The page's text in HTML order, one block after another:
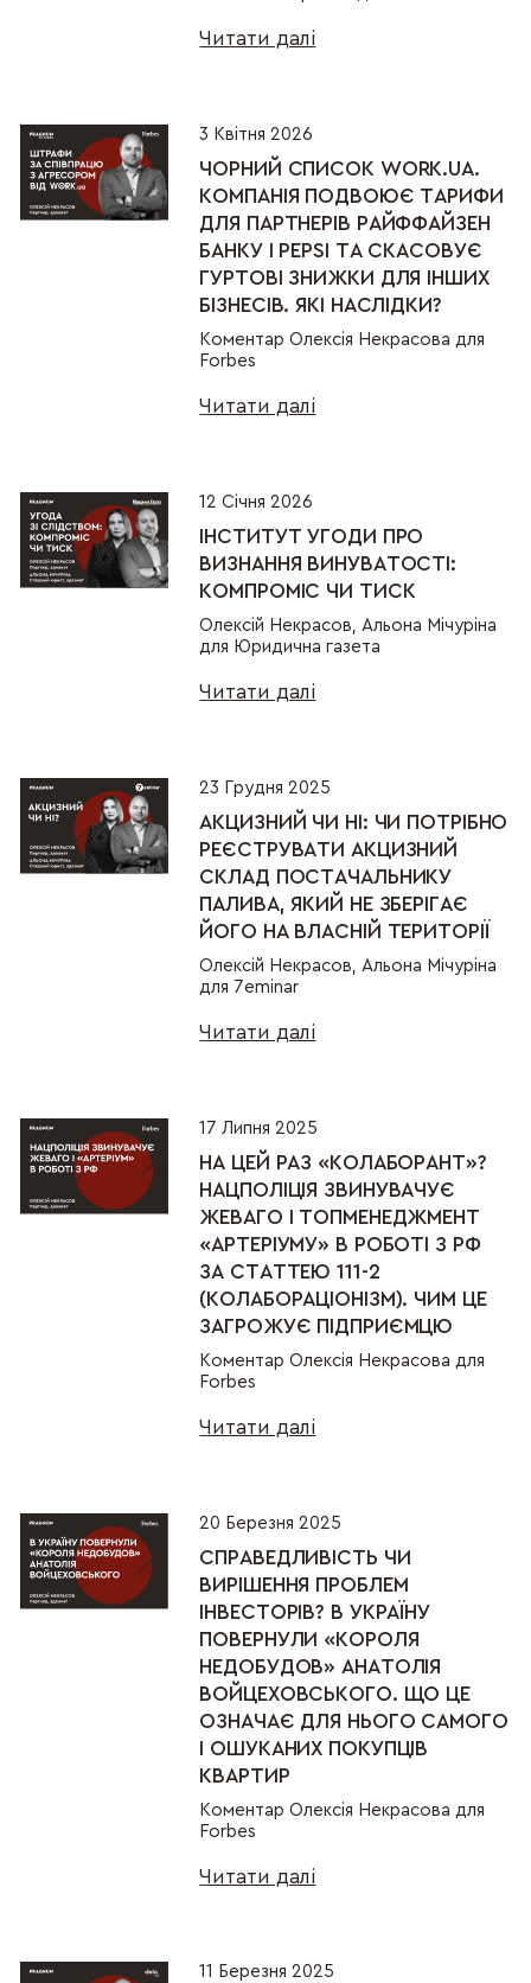
Читати далі
3 Квітня 2026
ЧОРНИЙ СПИСОК WORK.UA.
КОМПАНІЯ ПОДВОЮЄ ТАРИФИ
ДЛЯ ПАРТНЕРІВ РАЙФФАЙЗЕН
БАНКУ І PEPSI ТА СКАСОВУЄ
ГУРТОВІ ЗНИЖКИ ДЛЯ ІНШИХ
БІЗНЕСІВ. ЯКІ НАСЛІДКИ?
Коментар Олексія Некрасова для
Forbes
Читати далі
12 Січня 2026
ІНСТИТУТ УГОДИ ПРО
ВИЗНАННЯ ВИНУВАТОСТІ:
КОМПРОМІС ЧИ ТИСК
Олексій Некрасов, Альона Мічуріна
для Юридична газета
Читати далі
23 Грудня 2025
АКЦИЗНИЙ ЧИ НІ: ЧИ ПОТРІБНО
РЕЄСТРУВАТИ АКЦИЗНИЙ
СКЛАД ПОСТАЧАЛЬНИКУ
ПАЛИВА, ЯКИЙ НЕ ЗБЕРІГАЄ
ЙОГО НА ВЛАСНІЙ ТЕРИТОРІЇ
Олексій Некрасов, Альона Мічуріна
для 7eminar
Читати далі
17 Липня 2025
НА ЦЕЙ РАЗ «КОЛАБОРАНТ»?
НАЦПОЛІЦІЯ ЗВИНУВАЧУЄ
ЖЕВАГО І ТОПМЕНЕДЖМЕНТ
«АРТЕРІУМУ» В РОБОТІ З РФ
ЗА СТАТТЕЮ 111-2
(КОЛАБОРАЦІОНІЗМ). ЧИМ ЦЕ
ЗАГРОЖУЄ ПІДПРИЄМЦЮ
Коментар Олексія Некрасова для
Forbes
Читати далі
20 Березня 2025
СПРАВЕДЛИВІСТЬ ЧИ
ВИРІШЕННЯ ПРОБЛЕМ
ІНВЕСТОРІВ? В УКРАЇНУ
ПОВЕРНУЛИ «КОРОЛЯ
НЕДОБУДОВ» АНАТОЛІЯ
ВОЙЦЕХОВСЬКОГО. ЩО ЦЕ
ОЗНАЧАЄ ДЛЯ НЬОГО САМОГО
І ОШУКАНИХ ПОКУПЦІВ
КВАРТИР
Коментар Олексія Некрасова для
Forbes
Читати далі
11 Березня 2025